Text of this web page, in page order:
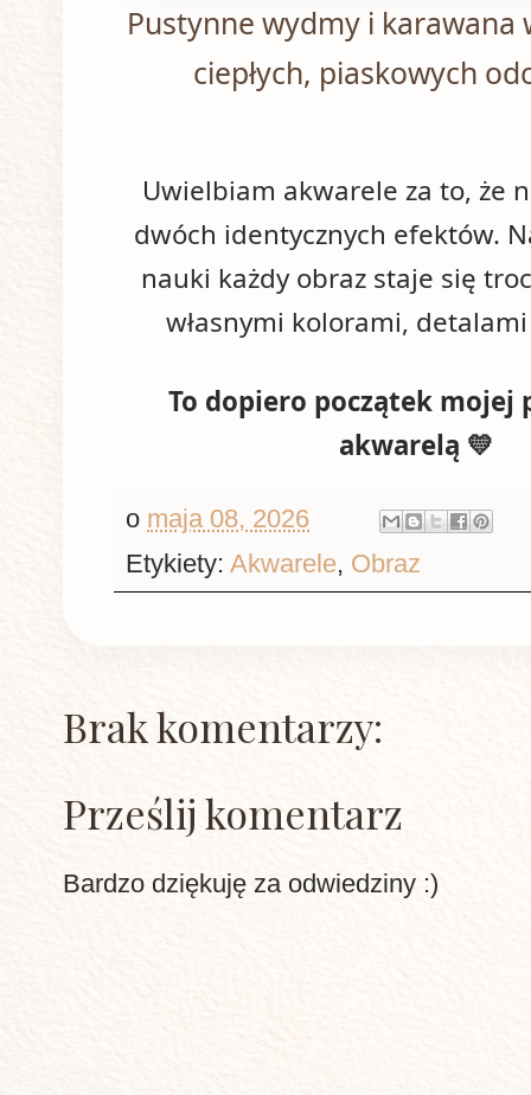
Pustynne wydmy i karawana
ciepłych, piaskowych
Uwielbiam akwarele za to, że
dwóch identycznych efektów.
nauki każdy obraz staje się
własnymi kolorami,
To dopiero początek mojej
akwarelą 💛
o maja 08, 2026
Etykiety: Akwarele, Obraz
Brak komentarzy:
Prześlij komentarz
Bardzo dziękuję za odwiedziny :)